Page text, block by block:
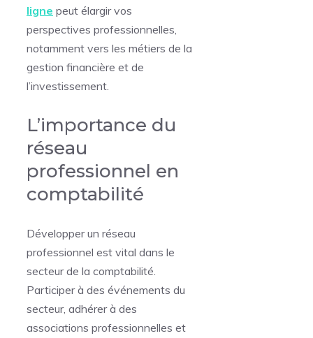
ligne peut élargir vos
perspectives professionnelles,
notamment vers les métiers de la
gestion financière et de
l’investissement.
L’importance du
réseau
professionnel en
comptabilité
Développer un réseau
professionnel est vital dans le
secteur de la comptabilité.
Participer à des événements du
secteur, adhérer à des
associations professionnelles et